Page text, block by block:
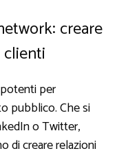
creare
per
pubblico. Che si
o Twitter,
di creare relazioni